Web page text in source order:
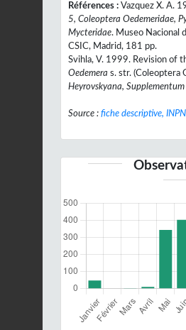
Références : Vazquez X. A.
5, Coleoptera Oedemeridae,
Mycteridae. Museo Nacional
CSIC, Madrid, 181 pp.
Svihla, V. 1999. Revision of
Oedemera s. str. (Coleoptera
Heyrovskyana, Supplementum
Source : fiche descriptive, INPN